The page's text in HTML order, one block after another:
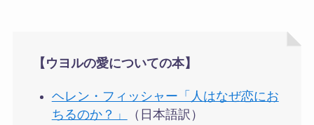
【ウヨルの愛についての本】
ヘレン・フィッシャー「人はなぜ恋にお
ちるのか？」
（日本語訳）